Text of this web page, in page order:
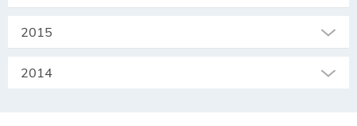
2015
2014